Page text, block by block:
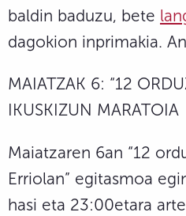
baldin baduzu, bete
dagokion inprimakia.
MAIATZAK 6: “12
IKUSKIZUN MARATOIA
Maiatzaren 6an “12
Erriolan” egitasmoa
hasi eta 23:00etara